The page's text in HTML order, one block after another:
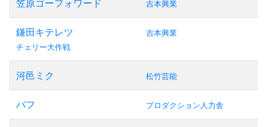
笠原ゴーフォワード 吉本興業
鎌田キテレツ
チェリー大作戦
吉本興業
河邑ミク 松竹芸能
パフ プロダクション人力舎